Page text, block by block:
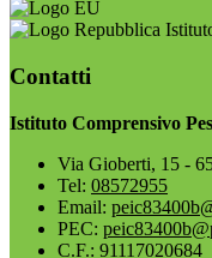
Contatti
Istituto Comprensivo
Via Gioberti, 15 -
Tel: 08572955
Email:
PEC:
C.F.: 91117020684